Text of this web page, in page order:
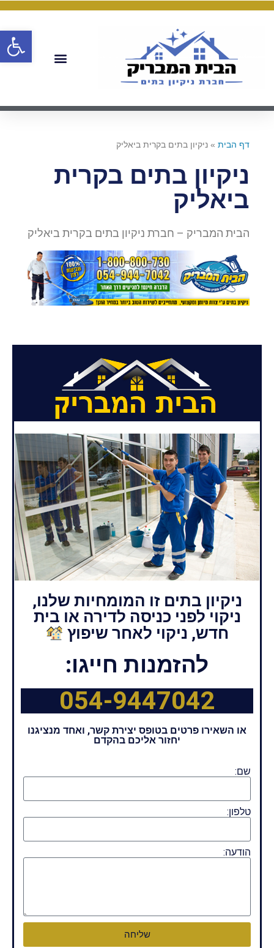
דף הבית » ניקיון בתים בקרית ביאליק
ניקיון בתים בקרית
ביאליק
הבית המבריק – חברת ניקיון בתים בקרית ביאליק
ניקיון בתים זו המומחיות שלנו,
ניקוי לפני כניסה לדירה או בית
חדש, ניקוי לאחר שיפוץ
להזמנות חייגו:
054-9447042
או השאירו פרטים בטופס יצירת קשר, ואחד מנציגנו
יחזור אליכם בהקדם
שם:
טלפון:
הודעה:
שליחה